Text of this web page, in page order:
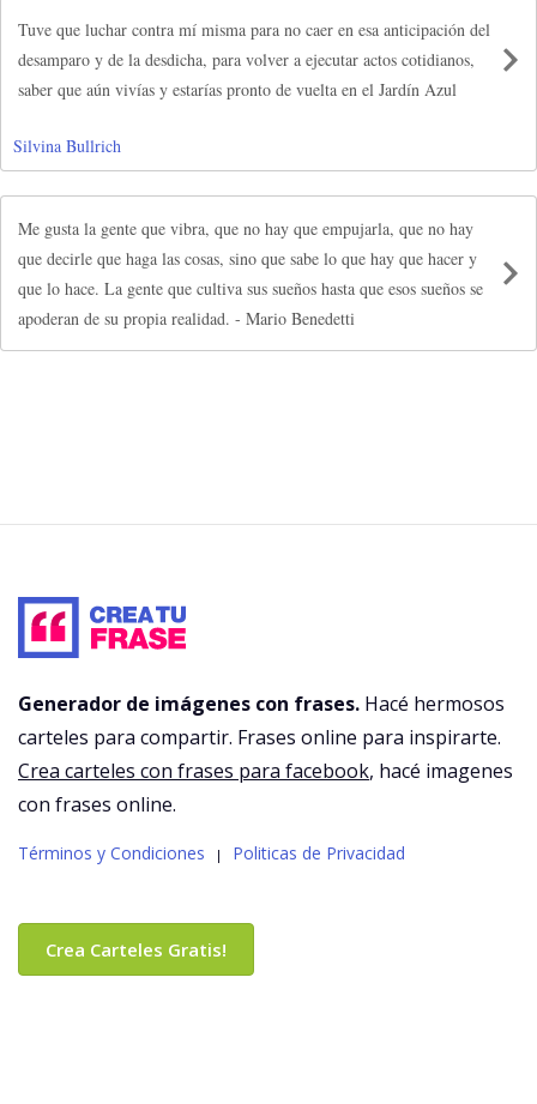
Tuve que luchar contra mí misma para no caer en esa anticipación del
desamparo y de la desdicha, para volver a ejecutar actos cotidianos,
saber que aún vivías y estarías pronto de vuelta en el Jardín Azul
Silvina Bullrich
Me gusta la gente que vibra, que no hay que empujarla, que no hay
que decirle que haga las cosas, sino que sabe lo que hay que hacer y
que lo hace. La gente que cultiva sus sueños hasta que esos sueños se
apoderan de su propia realidad. - Mario Benedetti
Generador de imágenes con frases. Hacé hermosos
carteles para compartir. Frases online para inspirarte.
Crea carteles con frases para facebook, hacé imagenes
con frases online.
Términos y Condiciones | Politicas de Privacidad
Crea Carteles Gratis!